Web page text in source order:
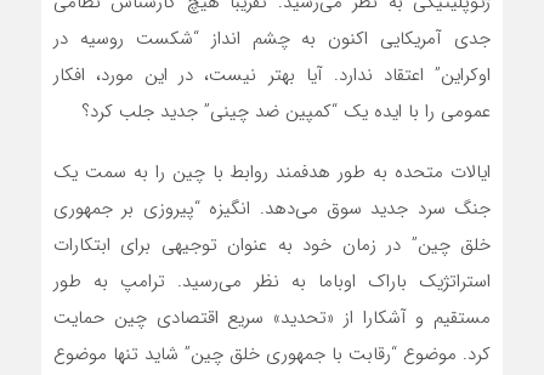
جدی آمریکایی اکنون به چشم انداز “شکست روسیه در
اوکراین” اعتقاد ندارد. آیا بهتر نیست، در این مورد، افکار
عمومی را با ایده یک “کمپین ضد چینی” جدید جلب کرد؟
ایالات متحده به طور هدفمند روابط با چین را به سمت یک
جنگ سرد جدید سوق‌ می‌دهد. انگیزه “پیروزی بر جمهوری
خلق چین” در زمان خود به عنوان توجیهی برای ابتکارات
استراتژیک باراک اوباما به نظر‌ می‌رسید. ترامپ به طور
مستقیم و آشکارا از «تحدید» سریع اقتصادی چین حمایت
کرد. موضوع “رقابت با جمهوری خلق چین” شاید تنها موضوع